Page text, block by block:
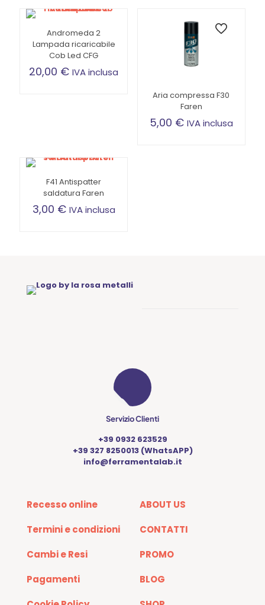
Andromeda 2
Lampada ricaricabile
Cob Led CFG
20,00 € IVA inclusa
Aria compressa F30
Faren
5,00 € IVA inclusa
F41 Antispatter
saldatura Faren
3,00 € IVA inclusa
Servizio Clienti
+39 0932 623529
+39 327 8250013 (WhatsAPP)
info@ferramentalab.it
Recesso online
Termini e condizioni
Cambi e Resi
Pagamenti
ABOUT US
CONTATTI
PROMO
BLOG